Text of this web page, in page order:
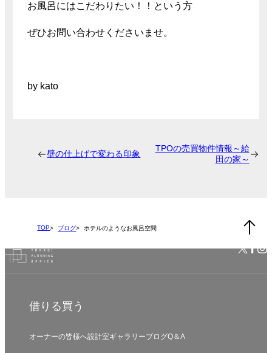
お風呂にはこだわりたい！！という方
ぜひお問い合わせくださいませ。
by kato
壁の仕上げで変わる印象
TPOの売買物件情報～給
田の家～
TOP ブログ ホテルのようなお風呂空間
借りる 買う
オーナーの皆様へ設計室ギャラリーブログQ＆A